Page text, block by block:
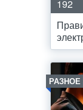
192
РАЗНОЕ